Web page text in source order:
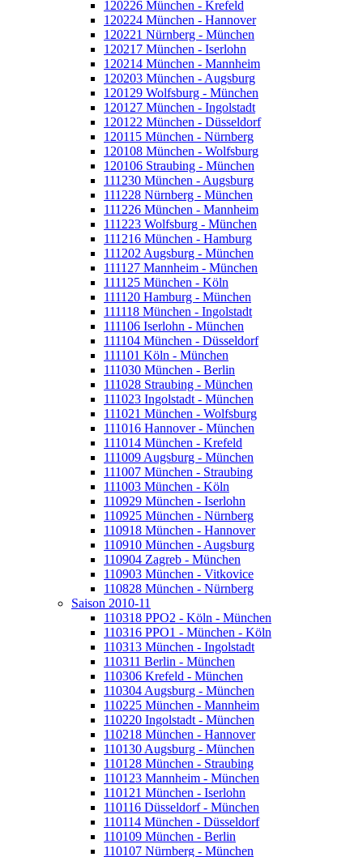
120226 München - Krefeld
120224 München - Hannover
120221 Nürnberg - München
120217 München - Iserlohn
120214 München - Mannheim
120203 München - Augsburg
120129 Wolfsburg - München
120127 München - Ingolstadt
120122 München - Düsseldorf
120115 München - Nürnberg
120108 München - Wolfsburg
120106 Straubing - München
111230 München - Augsburg
111228 Nürnberg - München
111226 München - Mannheim
111223 Wolfsburg - München
111216 München - Hamburg
111202 Augsburg - München
111127 Mannheim - München
111125 München - Köln
111120 Hamburg - München
111118 München - Ingolstadt
111106 Iserlohn - München
111104 München - Düsseldorf
111101 Köln - München
111030 München - Berlin
111028 Straubing - München
111023 Ingolstadt - München
111021 München - Wolfsburg
111016 Hannover - München
111014 München - Krefeld
111009 Augsburg - München
111007 München - Straubing
111003 München - Köln
110929 München - Iserlohn
110925 München - Nürnberg
110918 München - Hannover
110910 München - Augsburg
110904 Zagreb - München
110903 München - Vitkovice
110828 München - Nürnberg
Saison 2010-11
110318 PPO2 - Köln - München
110316 PPO1 - München - Köln
110313 München - Ingolstadt
110311 Berlin - München
110306 Krefeld - München
110304 Augsburg - München
110225 München - Mannheim
110220 Ingolstadt - München
110218 München - Hannover
110130 Augsburg - München
110128 München - Straubing
110123 Mannheim - München
110121 München - Iserlohn
110116 Düsseldorf - München
110114 München - Düsseldorf
110109 München - Berlin
110107 Nürnberg - München